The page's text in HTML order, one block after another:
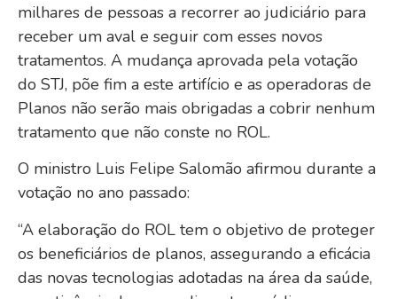
milhares de pessoas a recorrer ao judiciário para
receber um aval e seguir com esses novos
tratamentos. A mudança aprovada pela votação
do STJ, põe fim a este artifício e as operadoras de
Planos não serão mais obrigadas a cobrir nenhum
tratamento que não conste no ROL.
O ministro Luis Felipe Salomão afirmou durante a
votação no ano passado:
“A elaboração do ROL tem o objetivo de proteger
os beneficiários de planos, assegurando a eficácia
das novas tecnologias adotadas na área da saúde,